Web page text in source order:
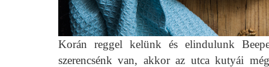
Korán reggel kelünk és elindulunk
szerencsénk van, akkor az utca kutyái